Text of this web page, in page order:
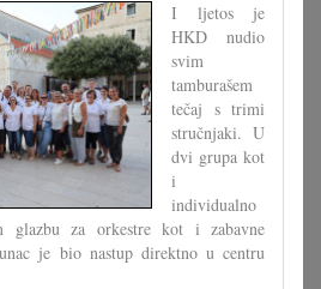
I ljetos je
HKD nudio
svim
tamburašem
tečaj s trimi
stručnjaki. U
dvi grupa kot
i
individualno
glazbu za orkestre kot i zabavne
je bio nastup direktno u centru